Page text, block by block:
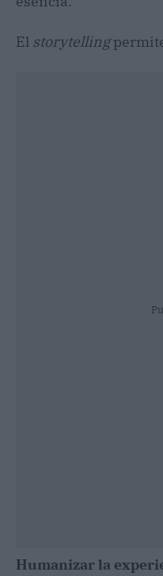
El storytelling
Humanizar la